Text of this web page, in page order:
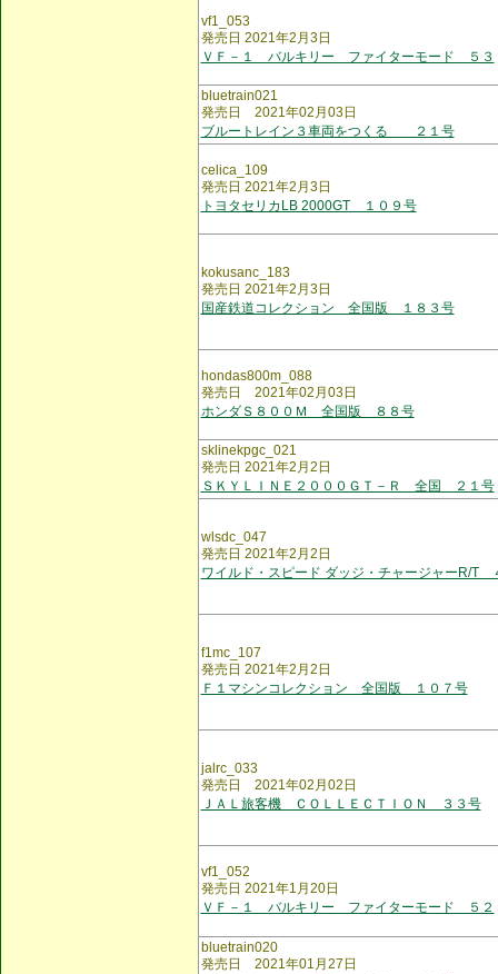
vf1_053
発売日 2021年2月3日
ＶＦ－１ バルキリー ファイターモード ５３
bluetrain021
発売日 2021年02月03日
ブルートレイン３車両をつくる ２１号
celica_109
発売日 2021年2月3日
トヨタセリカLB 2000GT １０９号
kokusanc_183
発売日 2021年2月3日
国産鉄道コレクション 全国版 １８３号
hondas800m_088
発売日 2021年02月03日
ホンダＳ８００Ｍ 全国版 ８８号
sklinekpgc_021
発売日 2021年2月2日
ＳＫＹＬＩＮＥ２０００ＧＴ－Ｒ 全国 ２１号
wlsdc_047
発売日 2021年2月2日
ワイルド・スピード ダッジ・チャージャーR/T
f1mc_107
発売日 2021年2月2日
Ｆ１マシンコレクション 全国版 １０７号
jalrc_033
発売日 2021年02月02日
ＪＡＬ旅客機 ＣＯＬＬＥＣＴＩＯＮ ３３号
vf1_052
発売日 2021年1月20日
ＶＦ－１ バルキリー ファイターモード ５２
bluetrain020
発売日 2021年01月27日